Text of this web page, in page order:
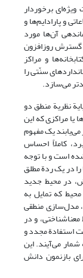
برخوردار
و پارادایم‌ها و
آن‌ها مورد
گسترش روزافزون
و مراکز
سنّتی را
می‌سازد.
نظریة منطق دو
یا مراکزی که این
می‌یابند یک مفهوم
کاملاً احساس
است و با توجه
در یک ردة مطلق
در محیط جدید
که تمایل به
مدل‌سازی منطقی
و در
استفادة مجدد و
می‌آیند. این
بازنمون دانش